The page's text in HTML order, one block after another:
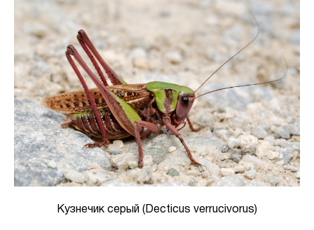
Кузнечик серый (Decticus verrucivorus)